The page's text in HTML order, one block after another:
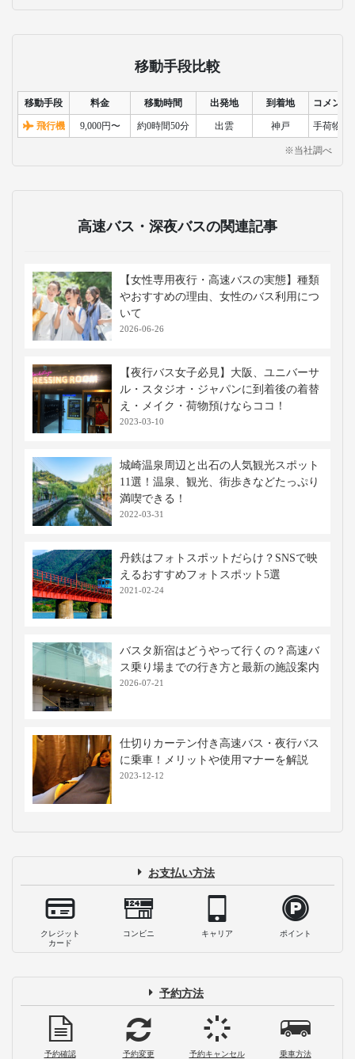
移動手段比較
移動手段 料金 移動時間 出発地 到着地 コメント
飛行機 9,000円〜 約0時間50分 出雲 神戸 手荷物検
※当社調べ
高速バス・深夜バスの関連記事
【女性専用夜行・高速バスの実態】種類
やおすすめの理由、女性のバス利用につ
いて
2026-06-26
【夜行バス女子必見】大阪、ユニバーサ
ル・スタジオ・ジャパンに到着後の着替
え・メイク・荷物預けならココ！
2023-03-10
城崎温泉周辺と出石の人気観光スポット
11選！温泉、観光、街歩きなどたっぷり
満喫できる！
2022-03-31
丹鉄はフォトスポットだらけ？SNSで映
えるおすすめフォトスポット5選
2021-02-24
バスタ新宿はどうやって行くの？高速バ
ス乗り場までの行き方と最新の施設案内
2026-07-21
仕切りカーテン付き高速バス・夜行バス
に乗車！メリットや使用マナーを解説
2023-12-12
お支払い方法
クレジット
カード
コンビニ キャリア ポイント
予約方法
予約確認 予約変更 予約キャンセル 乗車方法